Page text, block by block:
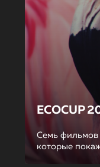
ECOCUP
Семь фильмов
которые